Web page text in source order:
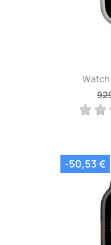
Watch
-50,53 €